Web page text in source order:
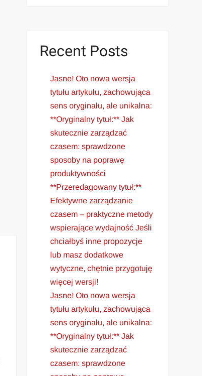
Recent Posts
Jasne! Oto nowa wersja
tytułu artykułu, zachowująca
sens oryginału, ale unikalna:
**Oryginalny tytuł:** Jak
skutecznie zarządzać
czasem: sprawdzone
sposoby na poprawę
produktywności
**Przeredagowany tytuł:**
Efektywne zarządzanie
czasem – praktyczne metody
wspierające wydajność Jeśli
chciałbyś inne propozycje
lub masz dodatkowe
wytyczne, chętnie przygotuję
więcej wersji!
Jasne! Oto nowa wersja
tytułu artykułu, zachowująca
sens oryginału, ale unikalna:
**Oryginalny tytuł:** Jak
skutecznie zarządzać
czasem: sprawdzone